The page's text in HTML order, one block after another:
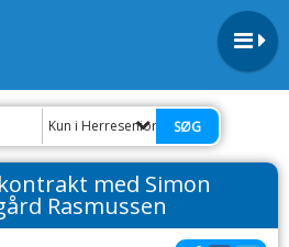
Kun i Herresenior
med Simon
Rasmussen